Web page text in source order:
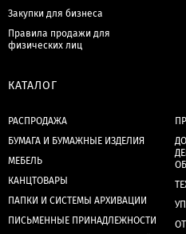
Закупки для бизнеса
Правила продажи для
физических лиц
КАТАЛОГ
РАСПРОДАЖА
БУМАГА И БУМАЖНЫЕ ИЗДЕЛИЯ
МЕБЕЛЬ
КАНЦТОВАРЫ
ПАПКИ И СИСТЕМЫ АРХИВАЦИИ
ПИСЬМЕННЫЕ ПРИНАДЛЕЖНОСТИ